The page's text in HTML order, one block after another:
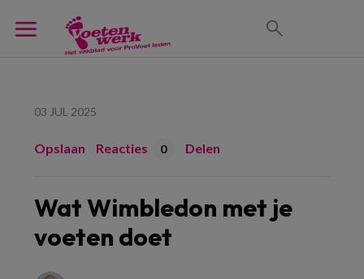
03 JUL 2025
Opslaan Reacties 0 Delen
Wat Wimbledon met je
voeten doet